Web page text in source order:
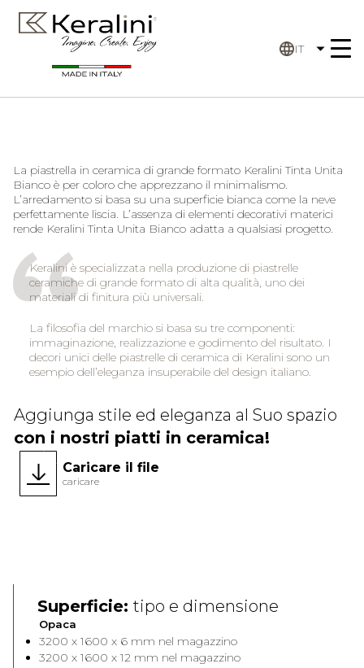
IT
La piastrella in ceramica di grande formato Keralini Tinta Unita
Bianco è per coloro che apprezzano il minimalismo.
L’arredamento si basa su una superficie bianca come la neve
perfettamente liscia. L’assenza di elementi decorativi materici
rende Keralini Tinta Unita Bianco adatta a qualsiasi progetto.
Keralini è specializzata nella produzione di piastrelle
ceramiche di grande formato di alta qualità, uno dei
materiali di finitura più universali.
La filosofia del marchio si basa su tre componenti:
immaginazione, realizzazione e godimento del risultato. I
decori unici delle piastrelle di ceramica di Keralini sono un
esempio dell’eleganza insuperabile del design italiano.
Aggiunga stile ed eleganza al Suo spazio
con i nostri piatti in ceramica!
Caricare il file
caricare
Superficie: tipo e dimensione
Opaca
3200 x 1600 x 6 mm nel magazzino
3200 x 1600 x 12 mm nel magazzino